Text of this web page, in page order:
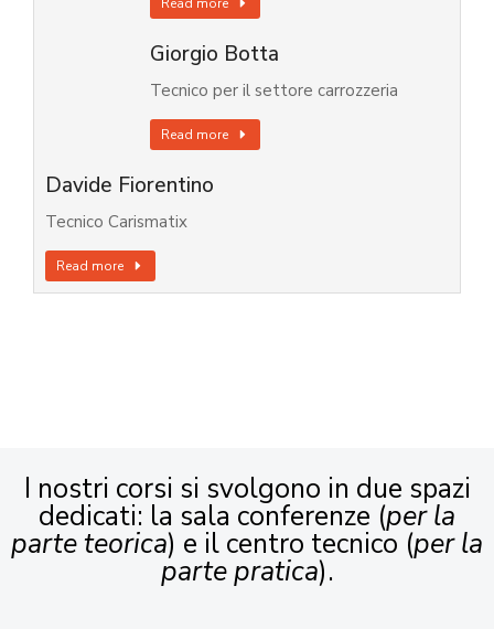
Read more
Giorgio Botta
Tecnico per il settore carrozzeria
Read more
Davide Fiorentino
Tecnico Carismatix
Read more
I nostri corsi si svolgono in due spazi
dedicati: la sala conferenze (per la
parte teorica) e il centro tecnico (per la
parte pratica).